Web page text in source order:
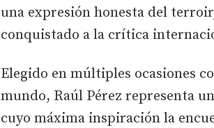
una expresión honesta del
conquistado a la crítica
Elegido en múltiples ocasiones
mundo, Raúl Pérez representa
cuyo máxima inspiración la